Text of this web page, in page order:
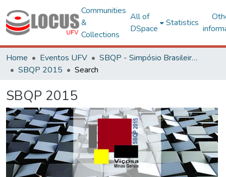
Communities
&
Collections
All of
DSpace
Statistics
Home Eventos UFV
SBQP - Simpósio Brasileiro de Qualidade do Projeto no Ambiente Construído
SBQP 2015
Search
SBQP 2015